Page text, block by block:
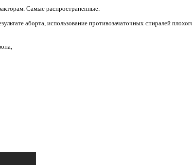
Самые распространенные:
аборта, использование противозачаточных спиралей